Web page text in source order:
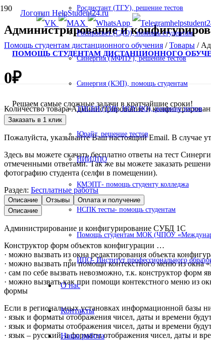
ПОМОЩЬ СТУДЕНТАМ ДИСТАНЦИОННОГО
Решаем самые сложные задачи в кратчайшие сроки!
Росдистант (ТГУ), решение тестов
Роспросвет (СДО), помощь студентам
Синергия (МФПУ), решение тестов
Синергия (КЭП), помощь студентам
ТИСБИ (ТИБ, НОУ ВО), решение тестов
Юрайт, решение тестов
НИИДПО
КМЭПТ- помощь студенту колледжа
НСПК тесты- помощь студентам
Помощь студентам МОК (ЧПОУ
ИПО- Институт профессионального
О нас
Контакты
Наша работа
Администрирование и
Помощь студентам дистанционного обучения /Товары /
0₽
Количество товара Администрирование и
Заказать в 1 клик
Пожалуйста, указывайте Ваш настоящий Email. В случае
Здесь вы можете скачать бесплатно ответы на тест
отмеченными ответами. Так же вы можете заказать
фотографию студента (селфи в помещении).
Раздел: Бесплатные работы
Описание Отзывы
Оплата и получение
Описание
Администрирование и конфигурирование СУБД 1С
Конструктор форм объектов конфигурации …
· можно вызвать из окна редактирования объекта
· можно вызвать при помощи контекстного меню из окна
· сам по себе вызвать невозможно, т.к. конструктор форм
· можно вызвать как при помощи контекстного меню из
формы
Если в региональных установках информационной базы
· язык и форматы отображения чисел, даты и времени
· язык и форматы отображения чисел, даты и времени
· язык – русский, а форматы отображения чисел, даты и